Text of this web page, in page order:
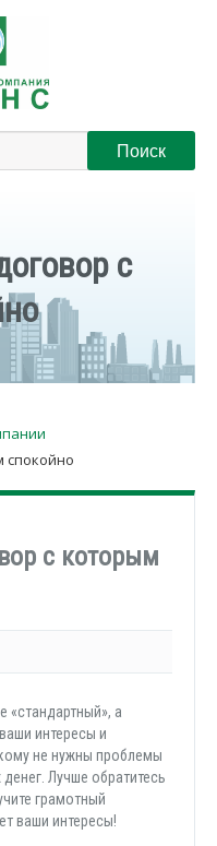
с
спокойно
с которым
«стандартный», а
интересы и
не нужны проблемы
Лучше обратитесь
грамотный
ваши интересы!